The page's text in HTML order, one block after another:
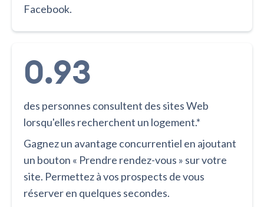
Facebook.
0.93
des personnes consultent des sites Web
lorsqu'elles recherchent un logement.*
Gagnez un avantage concurrentiel en ajoutant
un bouton « Prendre rendez-vous » sur votre
site. Permettez à vos prospects de vous
réserver en quelques secondes.